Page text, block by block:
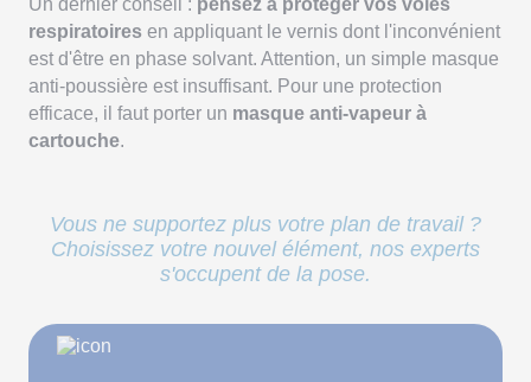
respiratoires en appliquant le vernis dont l'inconvénient
est d'être en phase solvant. Attention, un simple masque
anti-poussière est insuffisant. Pour une protection
efficace, il faut porter un masque anti-vapeur à
cartouche.
Vous ne supportez plus votre plan de travail ?
Choisissez votre nouvel élément, nos experts
s'occupent de la pose.